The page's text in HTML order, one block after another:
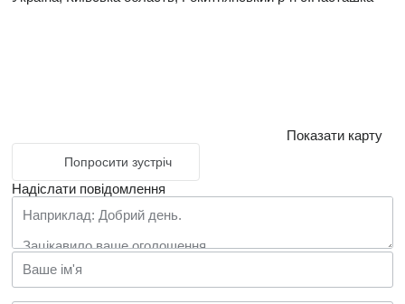
Показати карту
Попросити зустріч
Надіслати повідомлення